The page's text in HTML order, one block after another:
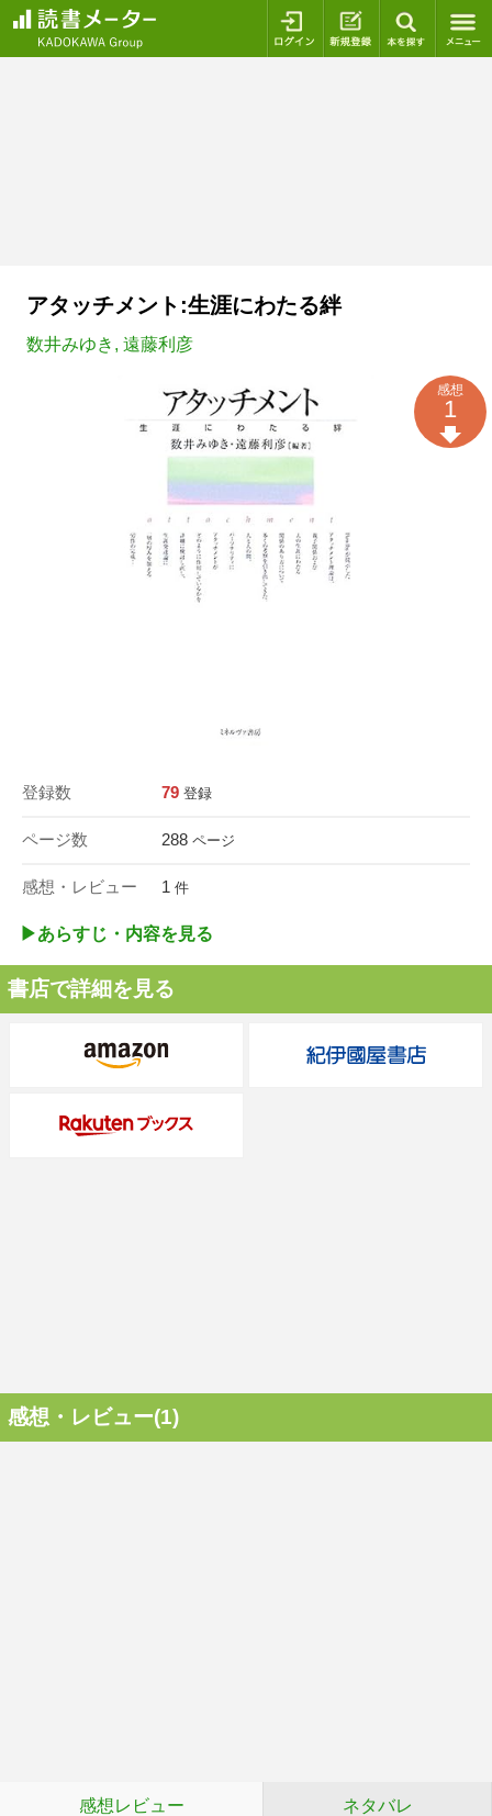
ログイン 新規登録
アタッチメント:生涯にわたる絆
数井みゆき , 遠藤利彦
登録数 79 登録
ページ数 288 ページ
感想・レビュー 1 件
感想
1
▶︎あらすじ・内容を見る
書店で詳細を見る
感想・レビュー(1)
感想レビュー ネタバレ